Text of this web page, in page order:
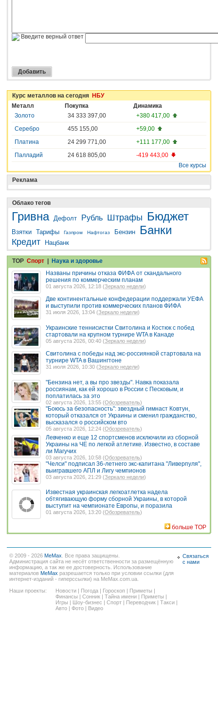
Введите верный ответ
Курс металлов на сегодня НБУ
Металл
Покупка
Динамика
Золото
34 333 397,00
+380 417,00
Серебро
455 155,00
+59,00
Платина
24 299 771,00
+111 177,00
Палладий
24 618 805,00
-419 443,00
Все курсы
Реклама
Облако тегов
Гривна Дефолт Рубль Штрафы Бюджет
Взятки Тарифы Газпром Нафтогаз Бензин Банки
Кредит Нацбанк
TOP Спорт | Наука и здоровье
Названы причины отказа ФИФА от скандального
решения по коммерческим планам
01 августа 2026, 12:18 (Зеркало недели)
Две континентальные конфедерации поддержали УЕФА
и выступили против коммерческих планов ФИФА
31 июля 2026, 13:04 (Зеркало недели)
Украинские теннисистки Свитолина и Костюк с побед
стартовали на крупном турнире WTA в Канаде
05 августа 2026, 00:40 (Зеркало недели)
Свитолина с победы над экс-россиянкой стартовала на
турнире WTA в Вашингтоне
31 июля 2026, 10:30 (Зеркало недели)
"Бензина нет, а вы про звезды". Навка показала
россиянам, как ей хорошо в России с Песковым, и
поплатилась за это
02 августа 2026, 13:55 (Обозреватель)
"Боюсь за безопасность": звездный гимнаст Ковтун,
который отказался от Украины и сменил гражданство,
высказался о российском вто
05 августа 2026, 12:24 (Обозреватель)
Левченко и еще 12 спортсменов исключили из сборной
Украины на ЧЕ по легкой атлетике. Известно, в составе
ли Магучих
03 августа 2026, 10:58 (Обозреватель)
"Челси" подписал 36-летнего экс-капитана "Ливерпуля",
выигравшего АПЛ и Лигу чемпионов
03 августа 2026, 21:29 (Зеркало недели)
Известная украинская легкоатлетка надела
обтягивающую форму сборной Украины, в которой
выступит на чемпионате Европы, и поразила
01 августа 2026, 13:20 (Обозреватель)
больше TOP
© 2009 - 2026 MeMax . Все права защищены.
Администрация сайта не несёт ответственности за размещённую
информацию, а так же ее достоверность. Использование
материалов MeMax разрешается только при условии ссылки (для
интернет-изданий - гиперссылки) на MeMax.com.ua.
Наши проекты:
Новости Погода Гороскоп Приметы
Финансы
Сонник Тайна имени Приметы
Игры
Шоу-бизнес Спорт Переводчик Такси
Авто
Фото Видео
Связаться
с нами